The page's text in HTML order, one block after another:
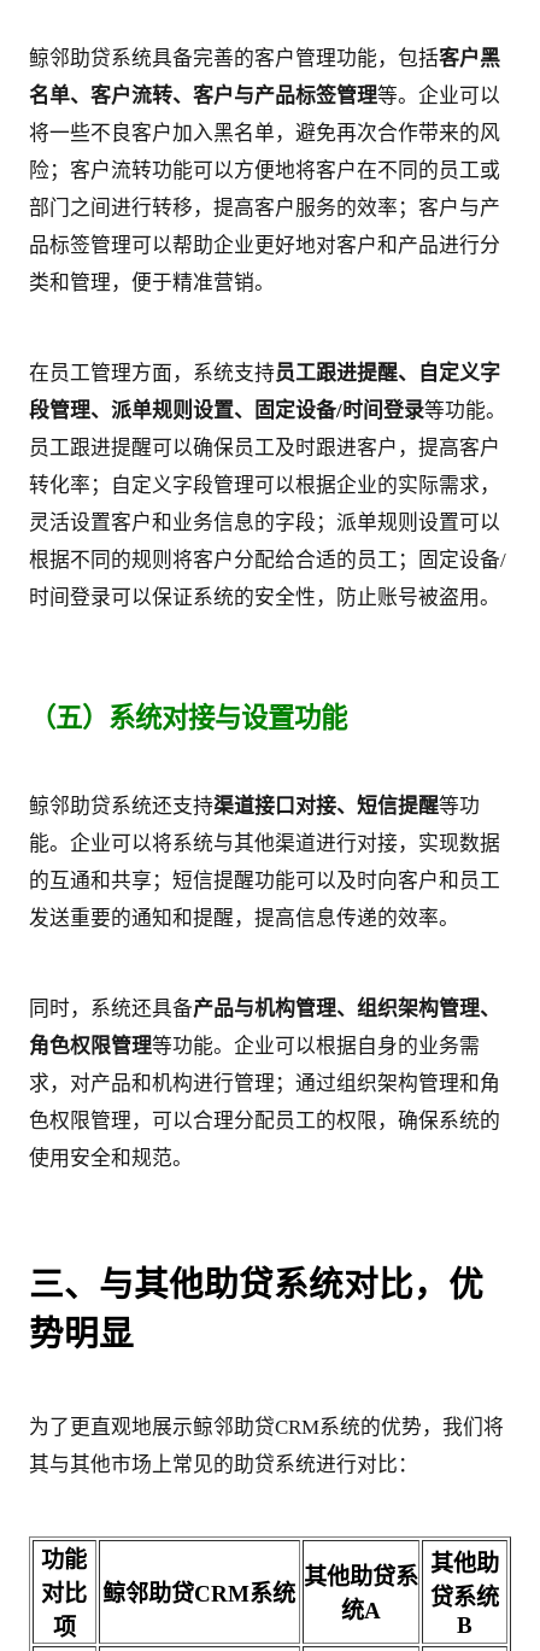
鲸邻助贷系统具备完善的客户管理功能，包括客户黑
名单、客户流转、客户与产品标签管理等。企业可以
将一些不良客户加入黑名单，避免再次合作带来的风
险；客户流转功能可以方便地将客户在不同的员工或
部门之间进行转移，提高客户服务的效率；客户与产
品标签管理可以帮助企业更好地对客户和产品进行分
类和管理，便于精准营销。
在员工管理方面，系统支持员工跟进提醒、自定义字
段管理、派单规则设置、固定设备/时间登录等功能。
员工跟进提醒可以确保员工及时跟进客户，提高客户
转化率；自定义字段管理可以根据企业的实际需求，
灵活设置客户和业务信息的字段；派单规则设置可以
根据不同的规则将客户分配给合适的员工；固定设备/
时间登录可以保证系统的安全性，防止账号被盗用。
（五）系统对接与设置功能
鲸邻助贷系统还支持渠道接口对接、短信提醒等功
能。企业可以将系统与其他渠道进行对接，实现数据
的互通和共享；短信提醒功能可以及时向客户和员工
发送重要的通知和提醒，提高信息传递的效率。
同时，系统还具备产品与机构管理、组织架构管理、
角色权限管理等功能。企业可以根据自身的业务需
求，对产品和机构进行管理；通过组织架构管理和角
色权限管理，可以合理分配员工的权限，确保系统的
使用安全和规范。
三、与其他助贷系统对比，优
势明显
为了更直观地展示鲸邻助贷CRM系统的优势，我们将
其与其他市场上常见的助贷系统进行对比：
功能
对比
项
鲸邻助贷CRM系统
其他助贷系
统A
其他助
贷系统
B